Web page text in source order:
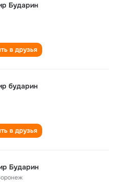
Бударин
в друзья
бударин
в друзья
Бударин